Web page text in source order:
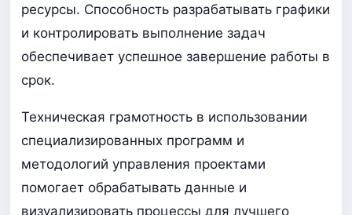
ресурсы. Способность разрабатывать графики
и контролировать выполнение задач
обеспечивает успешное завершение работы в
срок.
Техническая грамотность в использовании
специализированных программ и
методологий управления проектами
помогает обрабатывать данные и
визуализировать процессы для лучшего